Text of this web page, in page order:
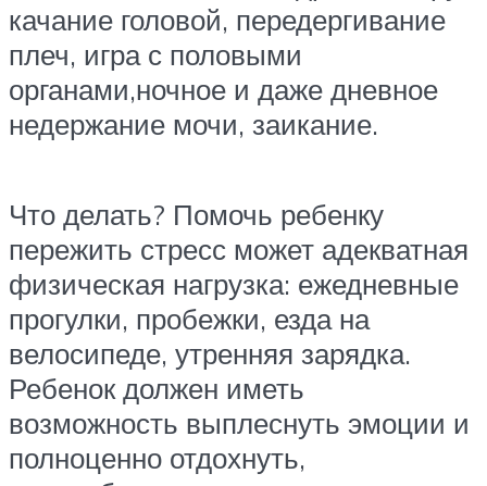
качание головой, передергивание
плеч, игра с половыми
органами,ночное и даже дневное
недержание мочи, заикание.
Что делать? Помочь ребенку
пережить стресс может адекватная
физическая нагрузка: ежедневные
прогулки, пробежки, езда на
велосипеде, утренняя зарядка.
Ребенок должен иметь
возможность выплеснуть эмоции и
полноценно отдохнуть,